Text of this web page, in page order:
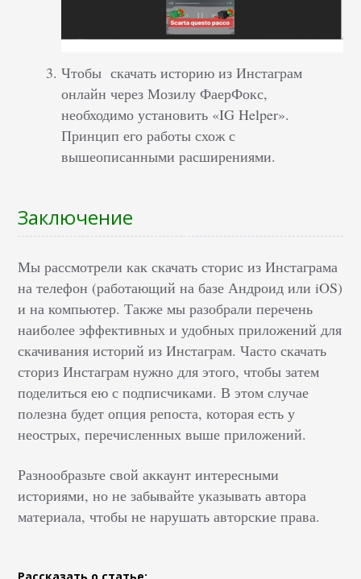
Чтобы скачать историю из Инстаграм
онлайн через Мозилу ФаерФокс,
необходимо установить «IG Helper».
Принцип его работы схож с
вышеописанными расширениями.
Заключение
Мы рассмотрели как скачать сторис из Инстаграма
на телефон (работающий на базе Андроид или iOS)
и на компьютер. Также мы разобрали перечень
наиболее эффективных и удобных приложений для
скачивания историй из Инстаграм. Часто скачать
сториз Инстаграм нужно для этого, чтобы затем
поделиться ею с подписчиками. В этом случае
полезна будет опция репоста, которая есть у
неострых, перечисленных выше приложений.
Разнообразьте свой аккаунт интересными
историями, но не забывайте указывать автора
материала, чтобы не нарушать авторские права.